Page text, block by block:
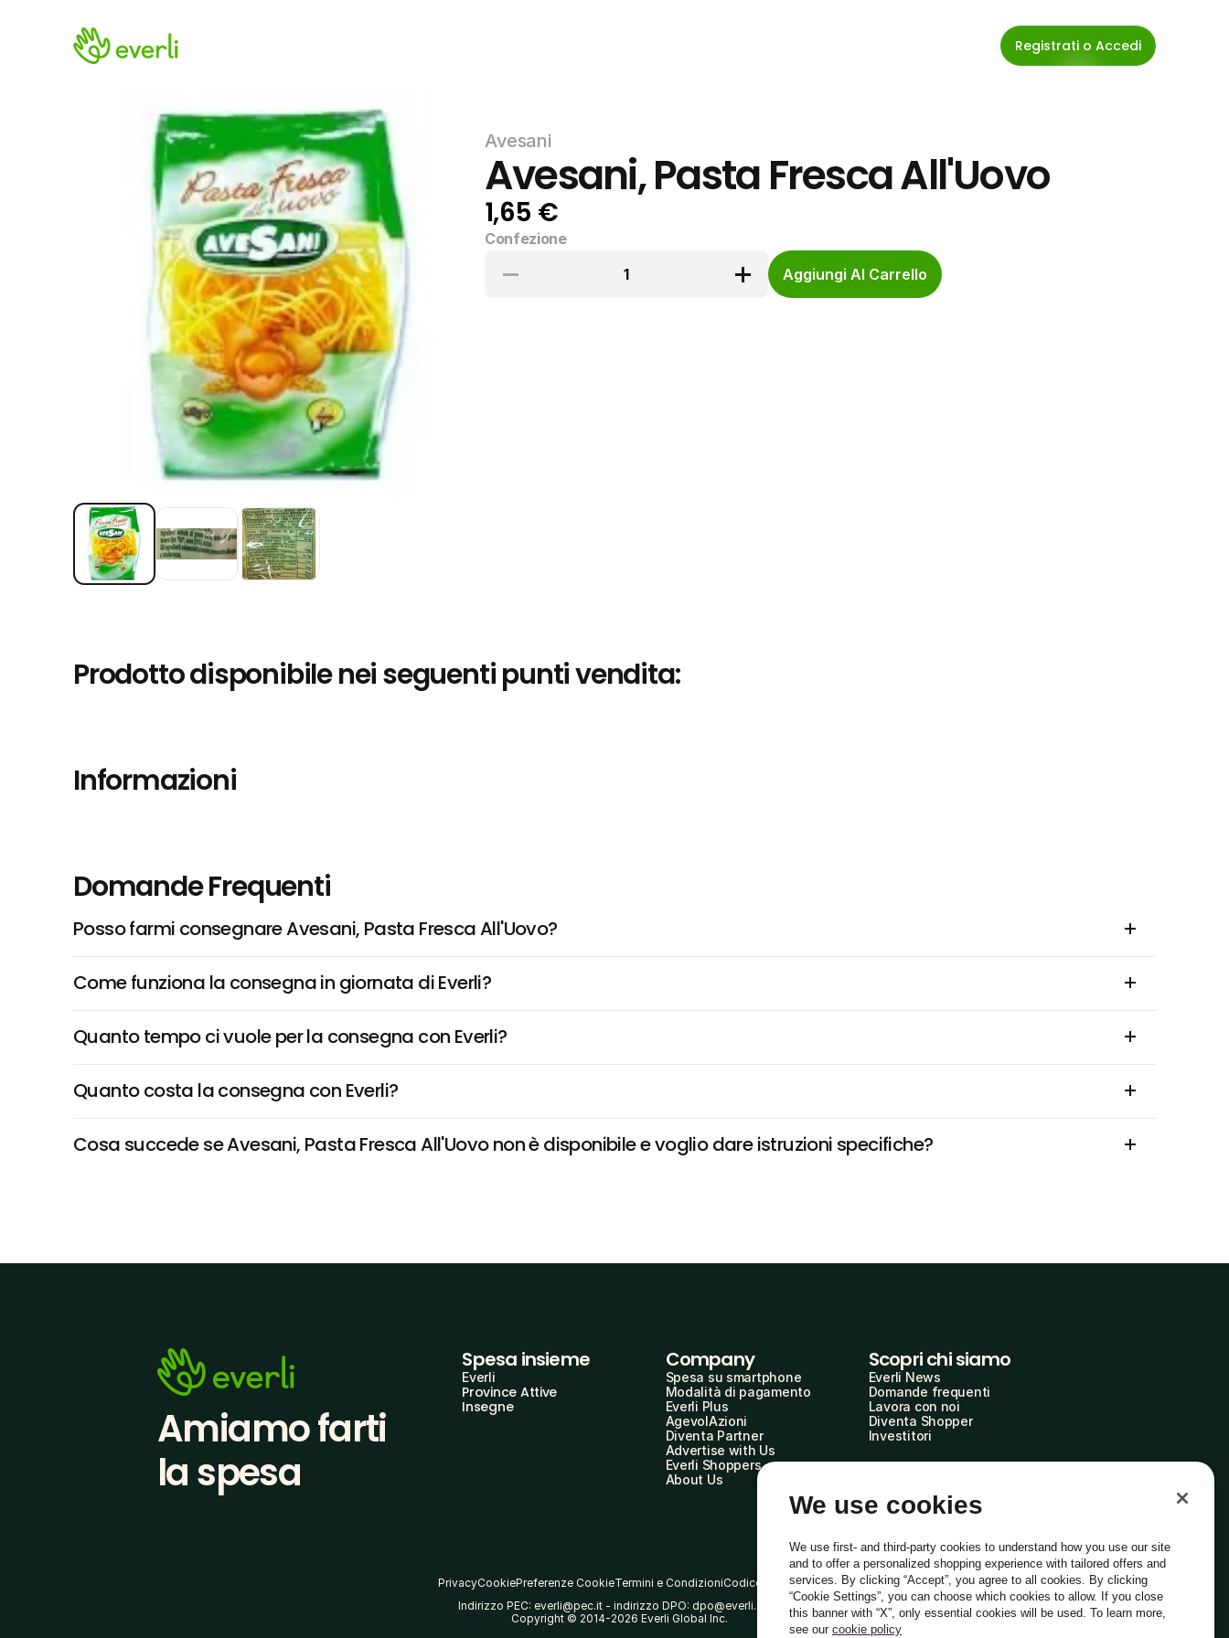
Registrati o Accedi
Avesani
Avesani, Pasta Fresca All'Uovo
1,65 €
Confezione
1
Aggiungi Al Carrello
Prodotto disponibile nei seguenti punti vendita:
Informazioni
Domande Frequenti
Posso farmi consegnare Avesani, Pasta Fresca All'Uovo?
Come funziona la consegna in giornata di Everli?
Quanto tempo ci vuole per la consegna con Everli?
Quanto costa la consegna con Everli?
Cosa succede se Avesani, Pasta Fresca All'Uovo non è disponibile e voglio dare istruzioni specifiche?
Amiamo farti
la spesa
Spesa insieme
Everli
Province Attive
Insegne
Company
Spesa su smartphone
Modalità di pagamento
Everli Plus
AgevolAzioni
Diventa Partner
Advertise with Us
Everli Shoppers
About Us
Scopri chi siamo
Everli News
Domande frequenti
Lavora con noi
Diventa Shopper
Investitori
PrivacyCookiePreferenze CookieTermini e CondizioniCodice Etico
Indirizzo PEC: everli@pec.it - indirizzo DPO: dpo@everli.com
Copyright © 2014-2026 Everli Global Inc.
Italiano
We use cookies
We use first- and third-party cookies to understand how you use our site
and to offer a personalized shopping experience with tailored offers and
services. By clicking “Accept”, you agree to all cookies. By clicking
“Cookie Settings”, you can choose which cookies to allow. If you close
this banner with “X”, only essential cookies will be used. To learn more,
see our cookie policy